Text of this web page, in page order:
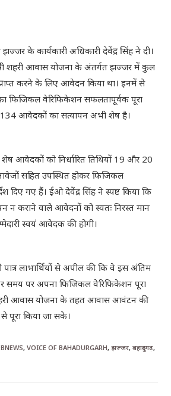
के कार्यकारी अधिकारी देवेंद्र सिंह ने दी।
शहरी आवास योजना के अंतर्गत झज्जर में कुल
करने के लिए आवेदन किया था। इनमें से
वेरिफिकेशन सफलतापूर्वक पूरा
आवेदकों का सत्यापन अभी शेष है।
शेष आवेदकों को निर्धारित तिथियों 19 और 20
सहित उपस्थित होकर फिजिकल
दिए गए हैं। ईओ देवेंद्र सिंह ने स्पष्ट किया कि
न कराने वाले आवेदनों को स्वतः निरस्त मान
स्वयं आवेदक की होगी।
लाभार्थियों से अपील की कि वे इस अंतिम
समय पर अपना फिजिकल वेरिफिकेशन पूरा
आवास योजना के तहत आवास आवंटन की
पूरा किया जा सके।
, VOICE OF BAHADURGARH, झज्जर, बहादुरगढ़,